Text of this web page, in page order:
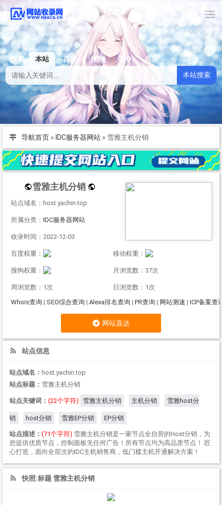
搜索 本站 百度 搜狗 360
必应
本站搜索
导航首页 » IDC服务器网站 » 雪雅主机分销
雪雅主机分销
站点域名：host.yachin.top
所属分类： IDC服务器网站
收录时间：2022-12-03
百度权重： 移动权重：
搜狗权重： 月浏览数：37次
周浏览数：1次
日浏览数：1次
Whois查询 | SEO综合查询 | Alexa排名查询 | PR查询 | 网站测速 | ICP备案查
网站直达
站点信息
站点域名： host.yachin.top
站点标题： 雪雅主机分销
站点关键词： (22个字符) 雪雅主机分销 主机分销 雪雅host分
销 host分销 雪雅EP分销 EP分销
站点描述： (71个字符) 雪雅主机分销是一家节点全自营的Host分销，为
您提供优质节点，控制面板无任何广告！所有节点均为高品质节点！ 匠
心打造，面向全层次的IDC主机销售商，低门槛主机开通解决方案！
快照:标题 雪雅主机分销